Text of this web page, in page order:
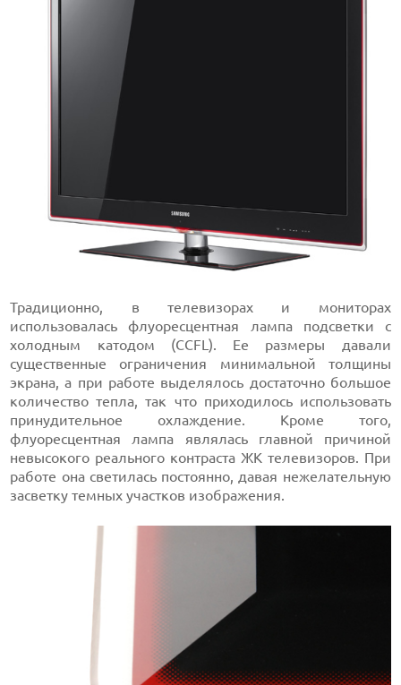
Традиционно, в телевизорах и мониторах
использовалась флуоресцентная лампа подсветки с
холодным катодом (CCFL). Ее размеры давали
существенные ограничения минимальной толщины
экрана, а при работе выделялось достаточно большое
количество тепла, так что приходилось использовать
принудительное охлаждение. Кроме того,
флуоресцентная лампа являлась главной причиной
невысокого реального контраста ЖК телевизоров. При
работе она светилась постоянно, давая нежелательную
засветку темных участков изображения.